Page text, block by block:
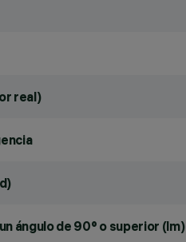
real)
ángulo de 90° o superior (lm)